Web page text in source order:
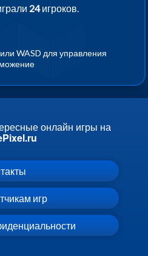
24игроков.
WASD для управления
онлайн игры на
игр